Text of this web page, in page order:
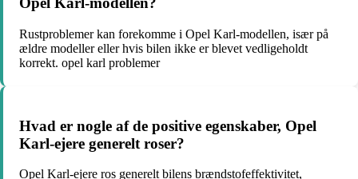
Rustproblemer kan forekomme i Opel Karl-modellen, især på
ældre modeller eller hvis bilen ikke er blevet vedligeholdt
korrekt. opel karl problemer
Hvad er nogle af de positive egenskaber, Opel
Karl-ejere generelt roser?
Opel Karl-ejere ros generelt bilens brændstofeffektivitet,